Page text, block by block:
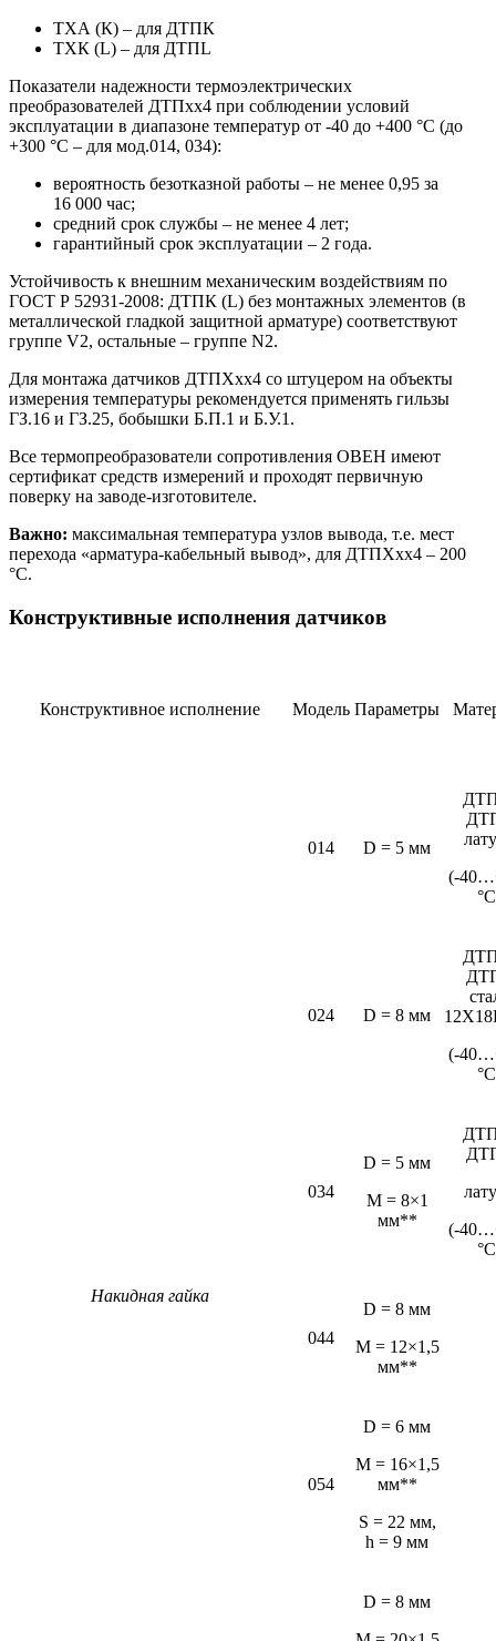
ТХА (К) – для ДТПК
ТХК (L) – для ДТПL
Показатели надежности термоэлектрических
преобразователей ДТПхх4 при соблюдении условий
эксплуатации в диапазоне температур от -40 до +400 °С (до
+300 °С – для мод.014, 034):
вероятность безотказной работы – не менее 0,95 за
16 000 час;
средний срок службы – не менее 4 лет;
гарантийный срок эксплуатации – 2 года.
Устойчивость к внешним механическим воздействиям по
ГОСТ Р 52931-2008: ДТПК (L) без монтажных элементов (в
металлической гладкой защитной арматуре) соответствуют
группе V2, остальные – группе N2.
Для монтажа датчиков ДТПХхх4 со штуцером на объекты
измерения температуры рекомендуется применять гильзы
ГЗ.16 и ГЗ.25, бобышки Б.П.1 и Б.У.1.
Все термопреобразователи сопротивления ОВЕН имеют
сертификат средств измерений и проходят первичную
поверку на заводе-изготовителе.
Важно: максимальная температура узлов вывода, т.е. мест
перехода «арматура-кабельный вывод», для ДТПХхх4 – 200
°С.
Конструктивные исполнения датчиков
Конструктивное исполнение Модель Параметры
014 D = 5 мм
(-
024 D = 8 мм
(-
Накидная гайка
034
D = 5 мм
М = 8×1
мм**
(-
044
D = 8 мм
M = 12×1,5
мм**
054
D = 6 мм
М = 16×1,5
мм**
S = 22 мм,
h = 9 мм
D = 8 мм